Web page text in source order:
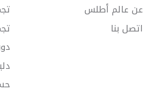
عن عالم أطلس
اتصل بنا